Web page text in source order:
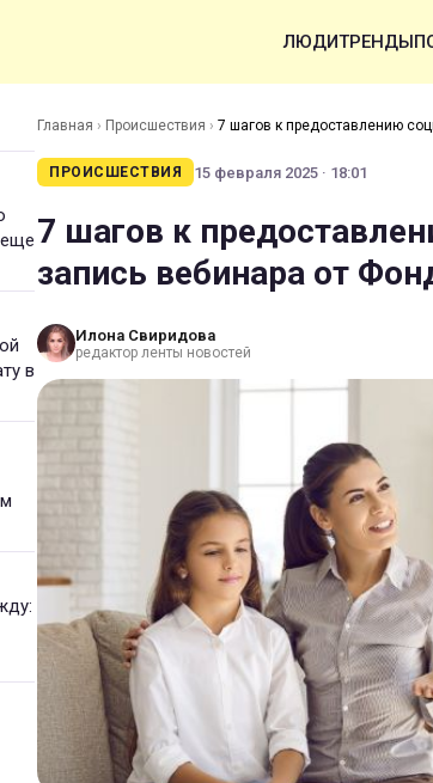
ЛЮДИТРЕНДЫ
еще
в
Главная › Происшествия › 7 шагов к предоставлению
ПРОИСШЕСТВИЯ 15 февраля 2025 · 18:01
7 шагов к
запись вебинара от
Илона Свиридова
редактор ленты новостей